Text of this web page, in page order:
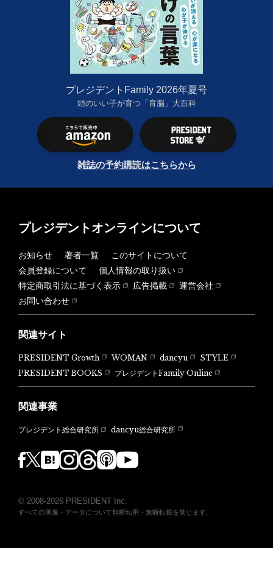
プレジデントFamily 2026年夏号
頭のいい子が育つ「育脳」大百科
雑誌の予約購読はこちらから
プレジデントオンラインについて
お知らせ 著者一覧
このサイトについて
会員登録について
個人情報の取り扱い
特定商取引法に基づく表示
広告掲載
運営会社
お問い合わせ
関連サイト
PRESIDENT Growth WOMAN dancyu
STYLE
PRESIDENT BOOKS
プレジデントFamily Online
関連事業
プレジデント総合研究所 dancyu総合研究所
© 2008-2026 PRESIDENT Inc.
すべての画像・データについて無断転用・無断転載を禁じます。